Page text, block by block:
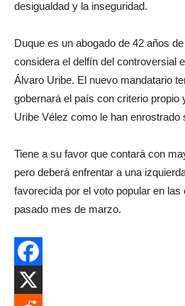
desigualdad y la inseguridad.
Duque es un abogado de 42 años
considera el delfín del controversial
Álvaro Uribe. El nuevo mandatario
gobernará el país con criterio propio
Uribe Vélez como le han enrostrado
Tiene a su favor que contará con
pero deberá enfrentar a una
favorecida por el voto popular en
pasado mes de marzo.